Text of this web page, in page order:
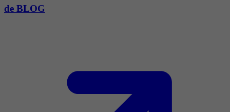
de BLOG